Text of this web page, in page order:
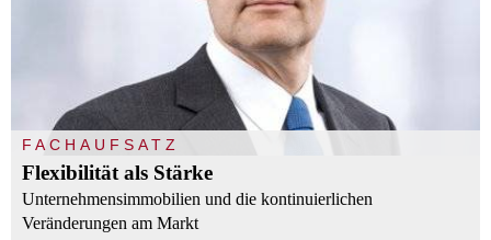
FACHAUFSATZ
Flexibilität als Stärke
Unternehmensimmobilien und die kontinuierlichen
Veränderungen am Markt